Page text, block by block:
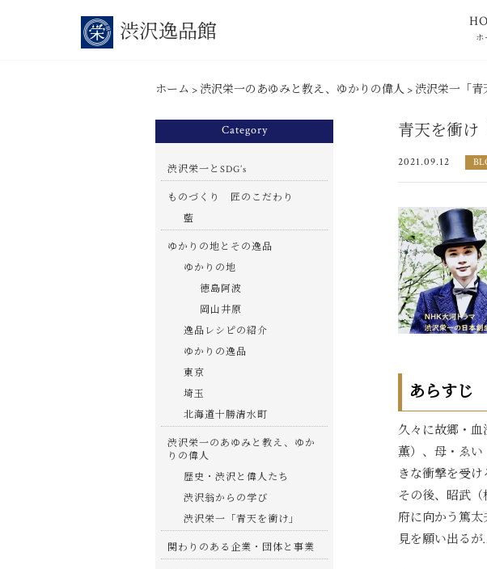
渋沢逸品館 ホ
ホーム >渋沢栄一のあゆみと教え、ゆかりの偉人 >渋沢栄一「青
青天を衝け
2021.09.12
あらすじ
久々に故郷・
薫）、母・ゑ
きな衝撃を受け
その後、昭武
府に向かう篤
見を願い出るが
Category
渋沢栄一とSDG’s
ものづくり 匠のこだわり
藍
ゆかりの地とその逸品
ゆかりの地
徳島阿波
岡山井原
逸品レシピの紹介
ゆかりの逸品
東京
埼玉
北海道十勝清水町
渋沢栄一のあゆみと教え、ゆか
りの偉人
歴史・渋沢と偉人たち
渋沢翁からの学び
渋沢栄一「青天を衝け」
関わりのある企業・団体と事業